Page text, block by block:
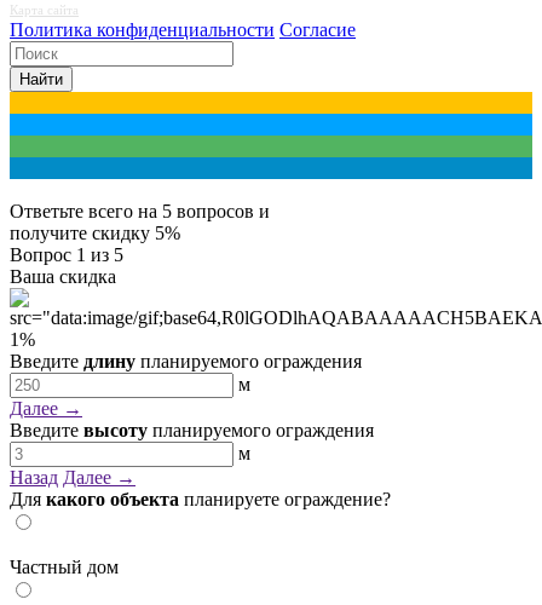
Карта сайта
Политика конфиденциальности Согласие
Найти
Ответьте всего на 5 вопросов и
получите скидку 5%
Вопрос 1 из 5
Ваша скидка
1%
Введите длину планируемого ограждения
м
Далее →
Введите высоту планируемого ограждения
м
Назад Далее →
Для какого объекта планируете ограждение?
Частный дом